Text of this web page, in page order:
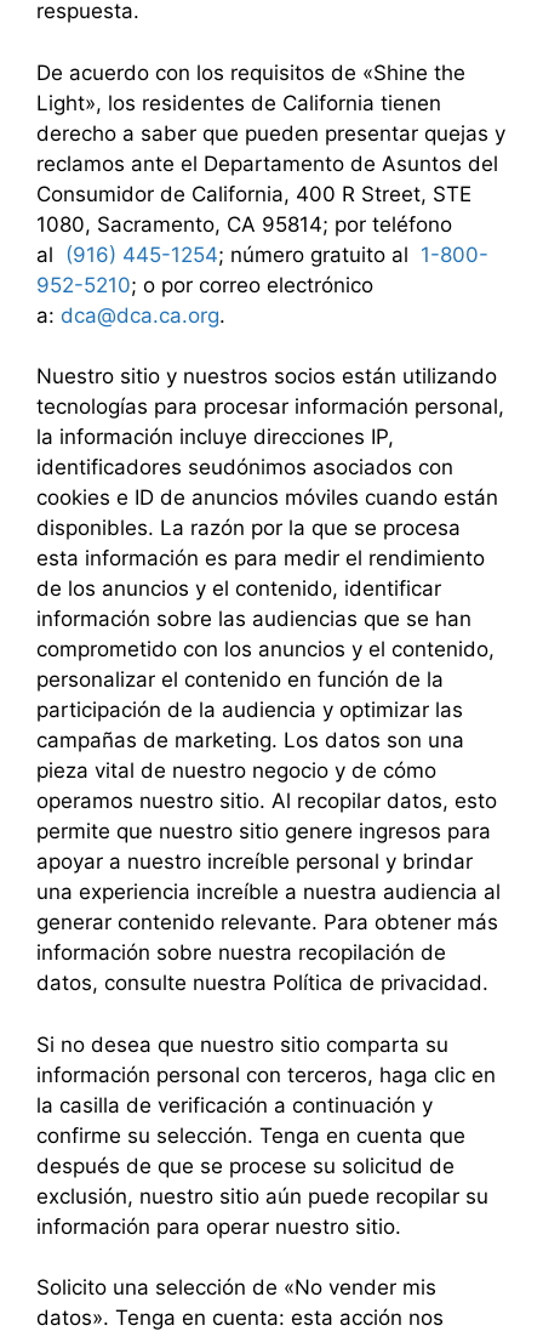
respuesta.
De acuerdo con los requisitos de «Shine the
Light», los residentes de California tienen
derecho a saber que pueden presentar quejas y
reclamos ante el Departamento de Asuntos del
Consumidor de California, 400 R Street, STE
1080, Sacramento, CA 95814; por teléfono
al (916) 445-1254; número gratuito al 1-800-
952-5210; o por correo electrónico
a: dca@dca.ca.org.
Nuestro sitio y nuestros socios están utilizando
tecnologías para procesar información personal,
la información incluye direcciones IP,
identificadores seudónimos asociados con
cookies e ID de anuncios móviles cuando están
disponibles. La razón por la que se procesa
esta información es para medir el rendimiento
de los anuncios y el contenido, identificar
información sobre las audiencias que se han
comprometido con los anuncios y el contenido,
personalizar el contenido en función de la
participación de la audiencia y optimizar las
campañas de marketing. Los datos son una
pieza vital de nuestro negocio y de cómo
operamos nuestro sitio. Al recopilar datos, esto
permite que nuestro sitio genere ingresos para
apoyar a nuestro increíble personal y brindar
una experiencia increíble a nuestra audiencia al
generar contenido relevante. Para obtener más
información sobre nuestra recopilación de
datos, consulte nuestra Política de privacidad.
Si no desea que nuestro sitio comparta su
información personal con terceros, haga clic en
la casilla de verificación a continuación y
confirme su selección. Tenga en cuenta que
después de que se procese su solicitud de
exclusión, nuestro sitio aún puede recopilar su
información para operar nuestro sitio.
Solicito una selección de «No vender mis
datos». Tenga en cuenta: esta acción nos